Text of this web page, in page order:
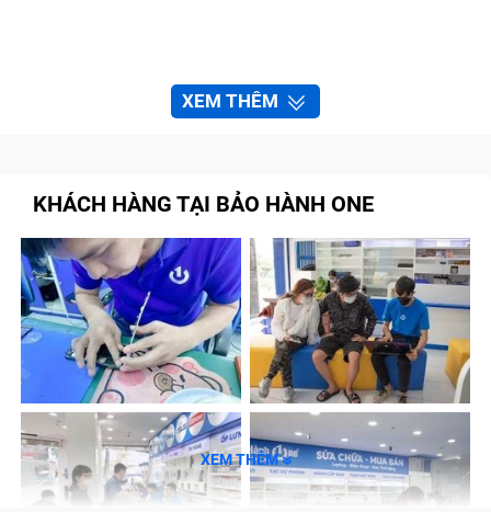
XEM THÊM
KHÁCH HÀNG TẠI BẢO HÀNH ONE
XEM THÊM